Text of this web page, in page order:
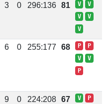
3 0 296:136 81 V
V
V
V
V
6 0 255:177 68 P
P
V
V
P
9 0 224:208 67 V
P